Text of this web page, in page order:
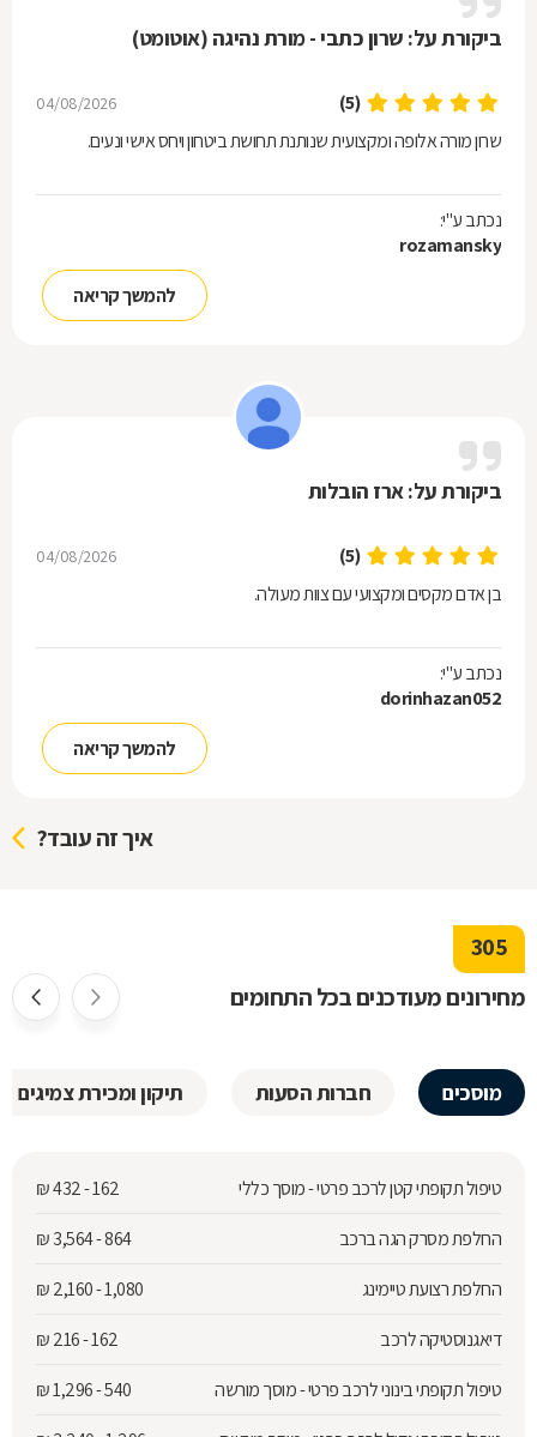
ביקורת על: שרון כתבי - מורת נהיגה (אוטומט)
(5)
04/08/2026
שרון מורה אלופה ומקצועית שנותנת תחושת ביטחון ויחס אישי ונעים.
נכתב ע"י:
rozamansky
להמשך קריאה
ביקורת על: ארז הובלות
(5)
04/08/2026
בן אדם מקסים ומקצועי עם צוות מעולה.
נכתב ע"י:
dorinhazan052
להמשך קריאה
איך זה עובד?
305
מחירונים מעודכנים בכל התחומים
מוסכים חברות הסעות תיקון ומכירת צמיגים
טיפול תקופתי קטן לרכב פרטי - מוסך כללי 162 - 432
₪
החלפת מסרק הגה ברכב
864 - 3,564
₪
החלפת רצועת טיימינג
1,080 - 2,160
₪
דיאגנוסטיקה לרכב
162 - 216
₪
טיפול תקופתי בינוני לרכב פרטי - מוסך מורשה
540 - 1,296
₪